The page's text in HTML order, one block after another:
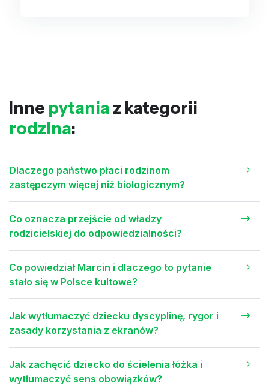
Inne pytania z kategorii
rodzina:
Dlaczego państwo płaci rodzinom
zastępczym więcej niż biologicznym?
Co oznacza przejście od władzy
rodzicielskiej do odpowiedzialności?
Co powiedział Marcin i dlaczego to pytanie
stało się w Polsce kultowe?
Jak wytłumaczyć dziecku dyscyplinę, rygor i
zasady korzystania z ekranów?
Jak zachęcić dziecko do ścielenia łóżka i
wytłumaczyć sens obowiązków?